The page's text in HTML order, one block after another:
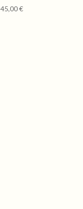
45,00€